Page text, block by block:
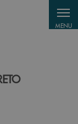
MENU